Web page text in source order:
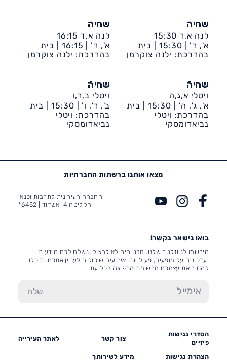
שחיהֿ
לנה א,ד 15:30
א', ד' | 15:30 |
בית
לברון-קאנטרי
בהדרכת: ילנה צוקרמן
שחיהֿ
לנה א,ד 16:15
א', ד' | 16:15 |
בית
לברון-קאנטרי
בהדרכת: ילנה צוקרמן
שחיהֿ
ויטלי א,ג,ה
א', ג', ה' | 15:30 |
בית
לברון-קאנטרי
בהדרכת: ויטלי
נביאדומסקי
שחיהֿ
ויטלי ב,ד,ו
ב', ד', ו' | 15:30 |
בית
לברון-קאנטרי
בהדרכת: ויטלי
נביאדומסקי
מצאו אותנו ברשתות החברתיות
החברה העירונית לתרבות ופנאי
הקליטה 4, אשדוד |
6452*
בואו נישאר בקשר!
הירשמו לניוזלטר שלנו. מבטיחים לא להציק, נשלח לכם הודעות
ועדכונים על מופעים, פעילויות ואירועים שיכולים לעניין אתכם. תוכלו
להסיר את עצמכם מרשימת התפוצה בכל עת.
הסדרי נגישות
פיזיים
צור קשר לאתר העירייה
הצהרת נגישות מידע לשירותך